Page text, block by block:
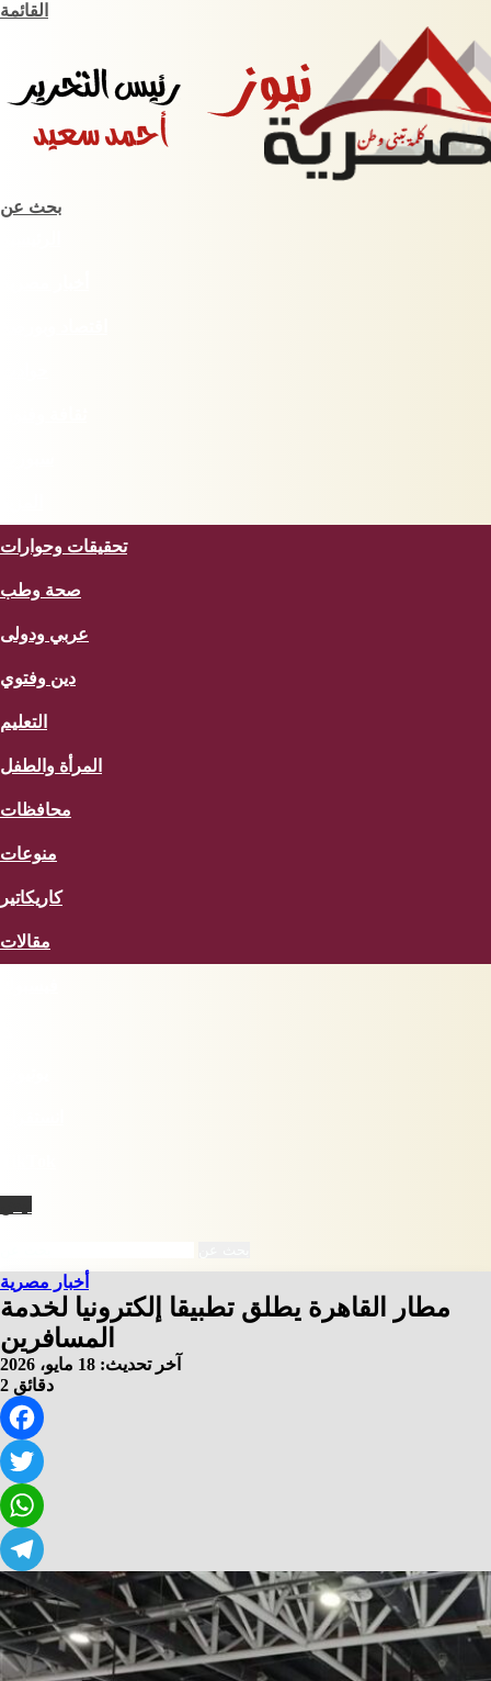
القائمة
بحث عن
تحقيقات وحوارات
صحة وطب
عربي ودولى
دين وفتوي
التعليم
المرأة والطفل
محافظات
منوعات
كاريكاتير
مقالات
أخبار مصرية
مطار القاهرة يطلق تطبيقا إلكترونيا لخدمة
المسافرين
آخر تحديث: 18 مايو، 2026
2 دقائق
Telegram